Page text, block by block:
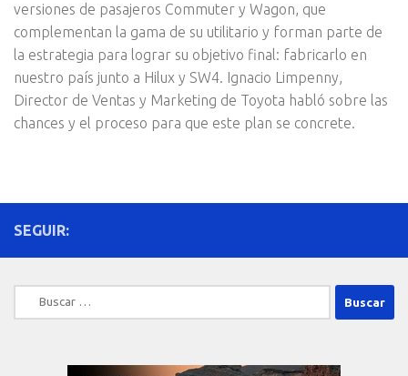
versiones de pasajeros Commuter y Wagon, que
complementan la gama de su utilitario y forman parte de
la estrategia para lograr su objetivo final: fabricarlo en
nuestro país junto a Hilux y SW4. Ignacio Limpenny,
Director de Ventas y Marketing de Toyota habló sobre las
chances y el proceso para que este plan se concrete.
SEGUIR:
Buscar: